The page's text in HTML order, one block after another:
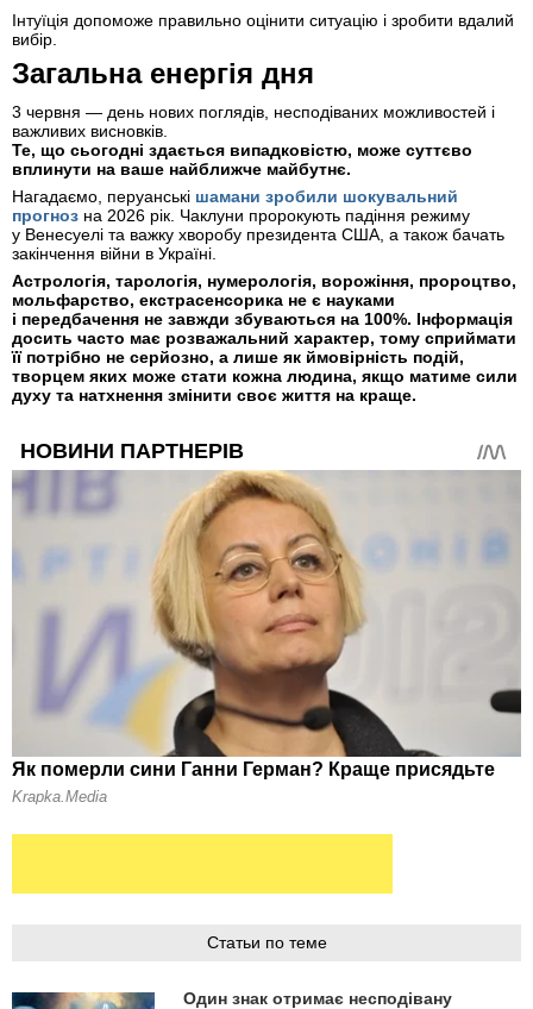
Інтуїція допоможе правильно оцінити ситуацію і зробити вдалий
вибір.
Загальна енергія дня
3 червня — день нових поглядів, несподіваних можливостей і
важливих висновків.
Те, що сьогодні здається випадковістю, може суттєво
вплинути на ваше найближче майбутнє.
Нагадаємо, перуанські шамани зробили шокувальний
прогноз на 2026 рік. Чаклуни пророкують падіння режиму
у Венесуелі та важку хворобу президента США, а також бачать
закінчення війни в Україні.
Астрологія, тарологія, нумерологія, ворожіння, пророцтво,
мольфарство, екстрасенсорика не є науками
і передбачення не завжди збуваються на 100%. Інформація
досить часто має розважальний характер, тому сприймати
її потрібно не серйозно, а лише як ймовірність подій,
творцем яких може стати кожна людина, якщо матиме сили
духу та натхнення змінити своє життя на краще.
Статьи по теме
Один знак отримає несподівану